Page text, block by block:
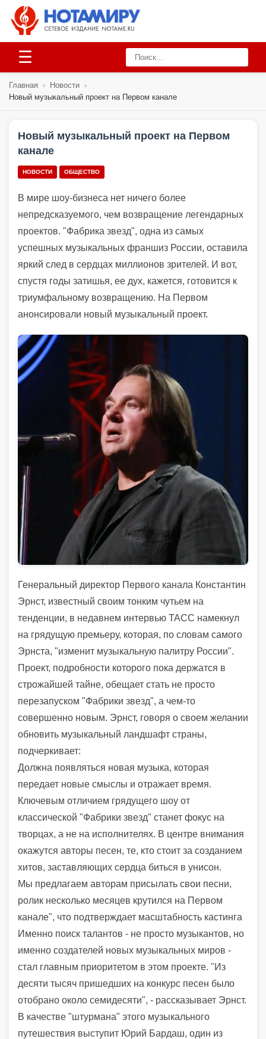
☰
Главная › Новости ›
Новый музыкальный проект на Первом канале
Новый музыкальный проект на Первом
канале
НОВОСТИ ОБЩЕСТВО
В мире шоу-бизнеса нет ничего более
непредсказуемого, чем возвращение легендарных
проектов. "Фабрика звезд", одна из самых
успешных музыкальных франшиз России, оставила
яркий след в сердцах миллионов зрителей. И вот,
спустя годы затишья, ее дух, кажется, готовится к
триумфальному возвращению. На Первом
анонсировали новый музыкальный проект.
Генеральный директор Первого канала Константин
Эрнст, известный своим тонким чутьем на
тенденции, в недавнем интервью ТАСС намекнул
на грядущую премьеру, которая, по словам самого
Эрнста, "изменит музыкальную палитру России".
Проект, подробности которого пока держатся в
строжайшей тайне, обещает стать не просто
перезапуском "Фабрики звезд", а чем-то
совершенно новым. Эрнст, говоря о своем желании
обновить музыкальный ландшафт страны,
подчеркивает:
Должна появляться новая музыка, которая
передает новые смыслы и отражает время.
Ключевым отличием грядущего шоу от
классической "Фабрики звезд" станет фокус на
творцах, а не на исполнителях. В центре внимания
окажутся авторы песен, те, кто стоит за созданием
хитов, заставляющих сердца биться в унисон.
Мы предлагаем авторам присылать свои песни,
ролик несколько месяцев крутился на Первом
канале", что подтверждает масштабность кастинга
Именно поиск талантов - не просто музыкантов, но
именно создателей новых музыкальных миров -
стал главным приоритетом в этом проекте. "Из
десяти тысяч пришедших на конкурс песен было
отобрано около семидесяти", - рассказывает Эрнст.
В качестве "штурмана" этого музыкального
путешествия выступит Юрий Бардаш, один из